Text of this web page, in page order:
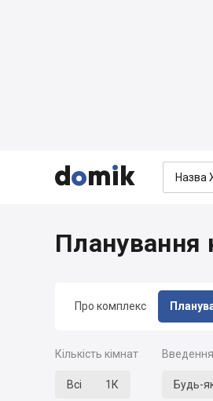



Про комплекс
Планування
Кількість кімнат
Всі 1К Будь-